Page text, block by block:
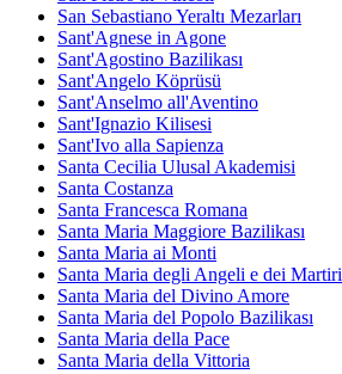
San Sebastiano Yeraltı Mezarları
Sant'Agnese in Agone
Sant'Agostino Bazilikası
Sant'Angelo Köprüsü
Sant'Anselmo all'Aventino
Sant'Ignazio Kilisesi
Sant'Ivo alla Sapienza
Santa Cecilia Ulusal Akademisi
Santa Costanza
Santa Francesca Romana
Santa Maria Maggiore Bazilikası
Santa Maria ai Monti
Santa Maria degli Angeli e dei Martiri
Santa Maria del Divino Amore
Santa Maria del Popolo Bazilikası
Santa Maria della Pace
Santa Maria della Vittoria